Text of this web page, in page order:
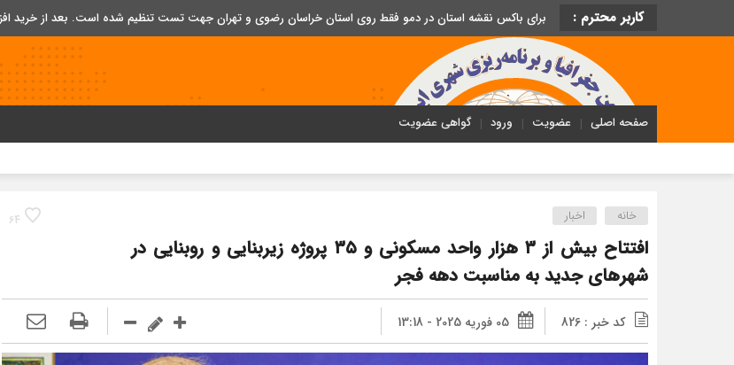
کاربر محترم : برای باکس نقشه استان در دمو فقط روی استان خراسان رضوی و تهران جهت تست تنظیم شده است. بعد از خرید
صفحه اصلی عضویت ورود گواهی عضویت
اتخاذ
64 خانه اخبار
افتتاح بیش از ۳ هزار واحد مسکونی و ۳۵ پروژه زیربنایی و روبنایی در
شهرهای جدید به مناسبت دهه فجر
کد خبر : 826 05 فوریه 2025 - 13:18